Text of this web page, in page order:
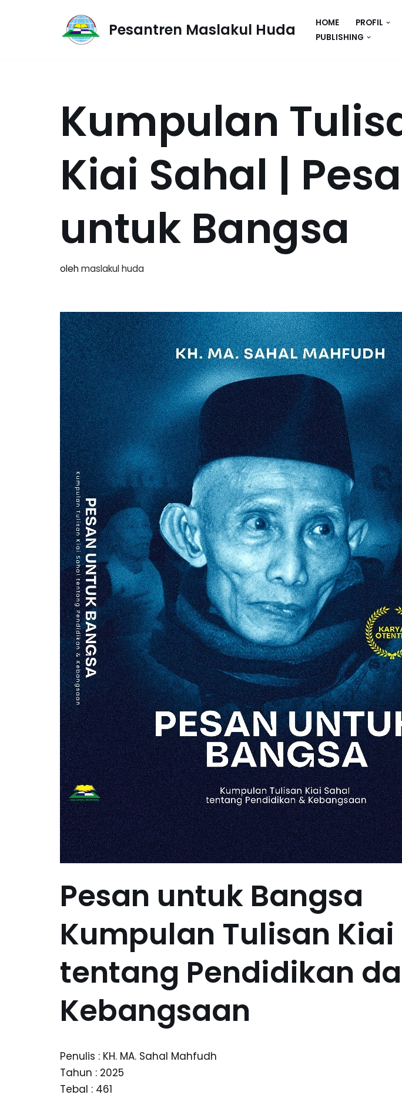
Pesantren Maslakul Huda HOME PROFIL
PUBLISHING
Kumpulan
Kiai Sahal |
untuk Bangsa
olehmaslakul huda
Pesan untuk Bangsa
Kumpulan Tulisan Kiai
tentang Pendidikan
Kebangsaan
Penulis : KH. MA. Sahal Mahfudh
Tahun : 2025
Tebal : 461